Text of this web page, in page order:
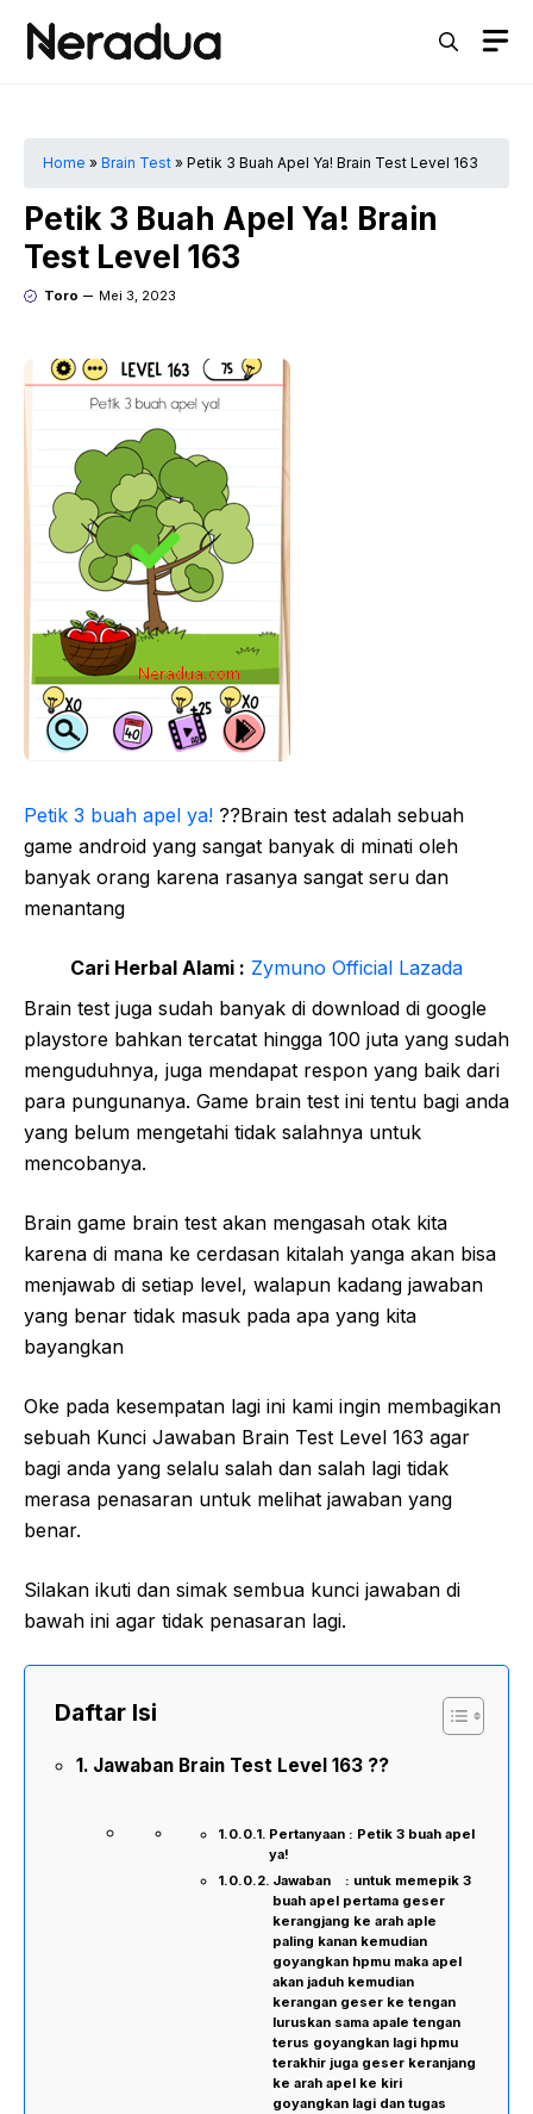
Home » Brain Test » Petik 3 Buah Apel Ya! Brain Test Level 163
Petik 3 Buah Apel Ya! Brain
Test Level 163
Toro Mei 3, 2023
Petik 3 buah apel ya! ??Brain test adalah sebuah
game android yang sangat banyak di minati oleh
banyak orang karena rasanya sangat seru dan
menantang
Cari Herbal Alami : Zymuno Official Lazada
Brain test juga sudah banyak di download di google
playstore bahkan tercatat hingga 100 juta yang sudah
menguduhnya, juga mendapat respon yang baik dari
para pungunanya. Game brain test ini tentu bagi anda
yang belum mengetahi tidak salahnya untuk
mencobanya.
Brain game brain test akan mengasah otak kita
karena di mana ke cerdasan kitalah yanga akan bisa
menjawab di setiap level, walapun kadang jawaban
yang benar tidak masuk pada apa yang kita
bayangkan
Oke pada kesempatan lagi ini kami ingin membagikan
sebuah Kunci Jawaban Brain Test Level 163 agar
bagi anda yang selalu salah dan salah lagi tidak
merasa penasaran untuk melihat jawaban yang
benar.
Silakan ikuti dan simak sembua kunci jawaban di
bawah ini agar tidak penasaran lagi.
Daftar Isi
Jawaban Brain Test Level 163 ??
Pertanyaan : Petik 3 buah apel
ya!
Jawaban : untuk memepik 3
buah apel pertama geser
kerangjang ke arah aple
paling kanan kemudian
goyangkan hpmu maka apel
akan jaduh kemudian
kerangan geser ke tengan
luruskan sama apale tengan
terus goyangkan lagi hpmu
terakhir juga geser keranjang
ke arah apel ke kiri
goyangkan lagi dan tugas